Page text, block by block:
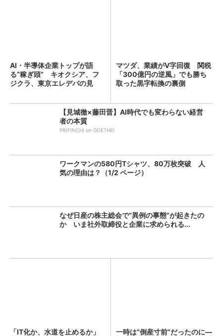
AI・半導体企業トップが語
る“稼ぎ頭” キオクシア、フ
ジクラ、東京エレデバの見
マツダ、業績がV字回復 関税
「300億円の逆風」でも勝ち
取った黒字転換の裏側
【見城徹×藤田晋】AI時代でも変わらない経営
者の本質
PR(FINCHI on GOETHE)
ワークマンの580円Tシャツ、80万枚突破 人
気の理由は？（1/2 ページ）
なぜ日産の株主総会で“異例の事態”が起きたの
か いま社外取締役と企業に求められる...
「IT化か、水道を止めるか」 一時は“倒産寸前”だったのに―